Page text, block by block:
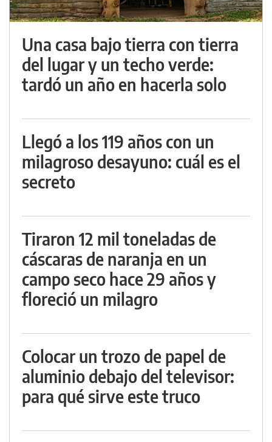
Una casa bajo tierra con tierra
del lugar y un techo verde:
tardó un año en hacerla solo
Llegó a los 119 años con un
milagroso desayuno: cuál es el
secreto
Tiraron 12 mil toneladas de
cáscaras de naranja en un
campo seco hace 29 años y
floreció un milagro
Colocar un trozo de papel de
aluminio debajo del televisor:
para qué sirve este truco